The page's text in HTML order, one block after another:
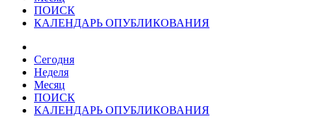
ПОИСК
КАЛЕНДАРЬ ОПУБЛИКОВАНИЯ
Сегодня
Неделя
Месяц
ПОИСК
КАЛЕНДАРЬ ОПУБЛИКОВАНИЯ